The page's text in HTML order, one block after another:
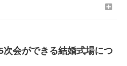
次会ができる結婚式場につ